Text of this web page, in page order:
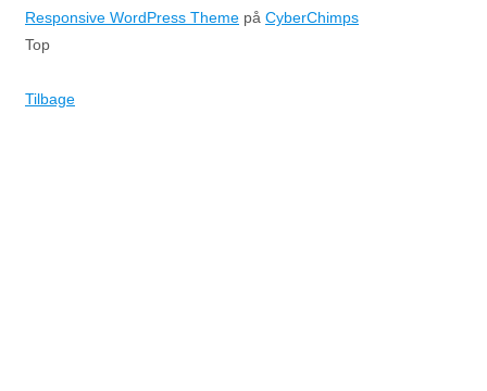
Responsive WordPress Theme på CyberChimps
Top
Tilbage